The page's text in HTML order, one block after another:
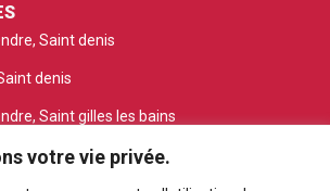
votre vie privée.
Saint denis
denis
Saint gilles les bains
Saint pierre